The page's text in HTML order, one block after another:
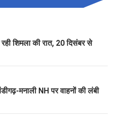
शिमला की रात, 20 दिसंबर से
मनाली NH पर वाहनों की लंबी